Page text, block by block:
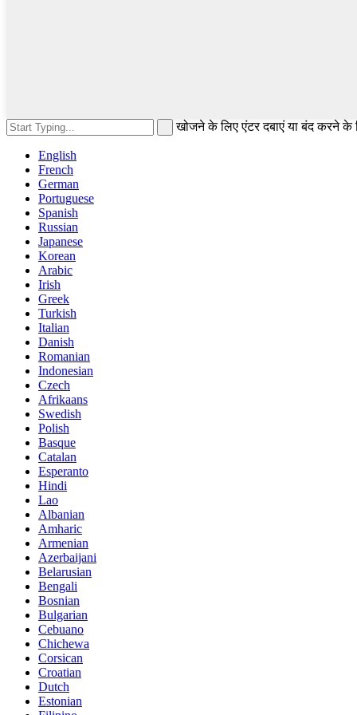
खोजने के लिए एंटर दबाएं या बंद करने के
English
French
German
Portuguese
Spanish
Russian
Japanese
Korean
Arabic
Irish
Greek
Turkish
Italian
Danish
Romanian
Indonesian
Czech
Afrikaans
Swedish
Polish
Basque
Catalan
Esperanto
Hindi
Lao
Albanian
Amharic
Armenian
Azerbaijani
Belarusian
Bengali
Bosnian
Bulgarian
Cebuano
Chichewa
Corsican
Croatian
Dutch
Estonian